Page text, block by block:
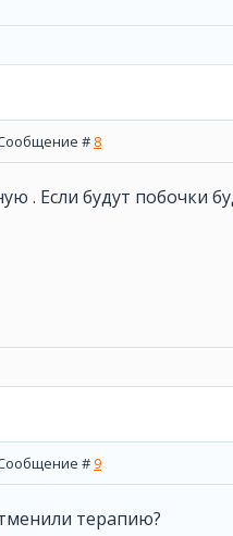
# 8
. Если будут побочки
#9
терапию?